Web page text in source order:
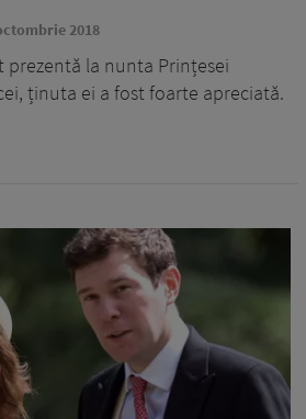
2018
prezentă la nunta Prințesei
ținuta ei a fost foarte apreciată.